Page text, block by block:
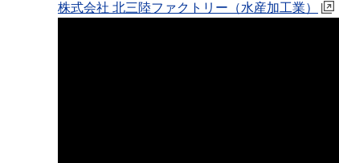
株式会社 北三陸ファクトリー（水産加工業）